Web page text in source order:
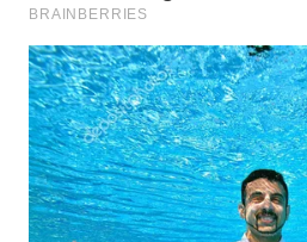
SAMOSIR
WN
PADANG
LAWAS
WN
SUMEDANG